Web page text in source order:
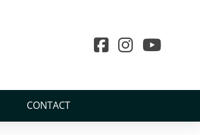
CONTACT